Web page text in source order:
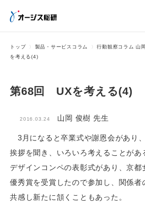
トップ 製品・サービスコラム 行動観察コラム 山
を考える(4)
第68回 UXを考える(4)
2016.03.24 山岡 俊樹 先生
3月になると卒業式や謝恩会があり
挨拶を聞き、いろいろ考えることがあ
デザインコンペの表彰式があり、京都
優秀賞を受賞したので参加し、関係者
共感し新たに頷くこともあった。